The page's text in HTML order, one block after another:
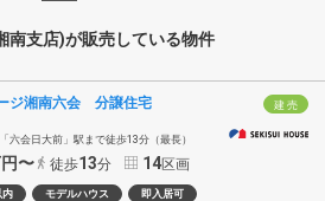
南支店)が販売している物件
建 売
ジ湘南六会 分譲住宅
六会日大前」駅まで徒歩13分（最長）
〜 徒歩13分 14区画
内 モデルハウス 即入居可